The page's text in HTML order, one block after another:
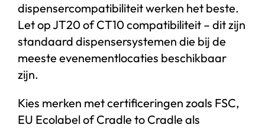
dispensercompatibiliteit werken het beste.
Let op JT20 of CT10 compatibiliteit – dit zijn
standaard dispensersystemen die bij de
meeste evenementlocaties beschikbaar
zijn.
Kies merken met certificeringen zoals FSC,
EU Ecolabel of Cradle to Cradle als